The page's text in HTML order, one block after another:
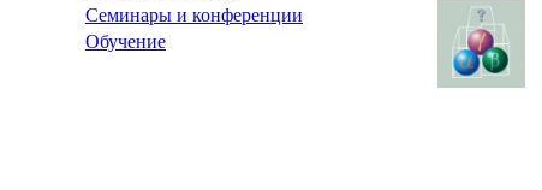
Семинары и конференции
Обучение